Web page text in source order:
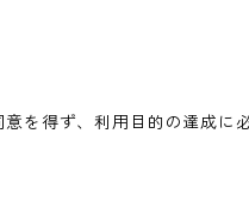
得ず、利用目的の達成に